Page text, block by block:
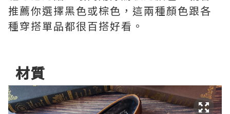
推薦你選擇黑色或棕色，這兩種顏色跟各
種穿搭單品都很百搭好看。
材質